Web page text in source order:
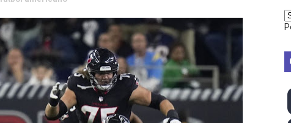
de remo 2026 (Varese, Italia) - Rumanía, Alemania y Gran
2026 (Tokio, Japón) - Estados Unidos invencibles, ya
último Impact! con Jason Hotch como nuevo TNA
(Hong Kong) - La delegación italiana arrasa con 4 oros y 4